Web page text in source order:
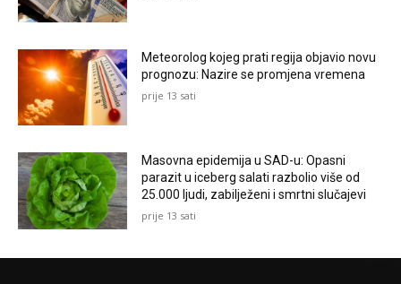
Meteorolog kojeg prati regija objavio novu
prognozu: Nazire se promjena vremena
prije 13 sati
Masovna epidemija u SAD-u: Opasni
parazit u iceberg salati razbolio više od
25.000 ljudi, zabilježeni i smrtni slučajevi
prije 13 sati